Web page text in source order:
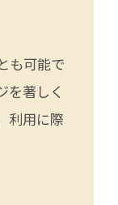
も可能で
を著しく
利用に際